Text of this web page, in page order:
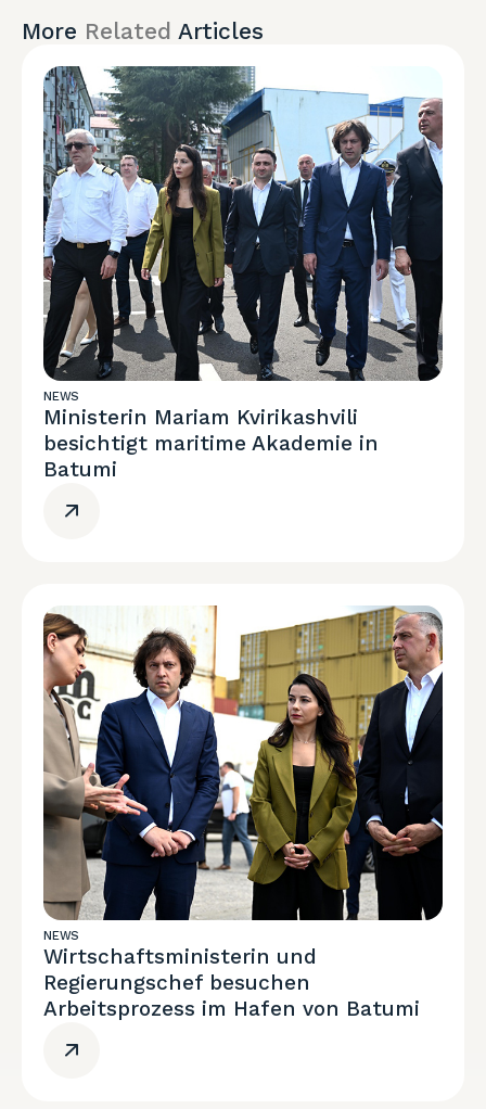
More Related Articles
NEWS
Ministerin Mariam Kvirikashvili
besichtigt maritime Akademie in
Batumi
NEWS
Wirtschaftsministerin und
Regierungschef besuchen
Arbeitsprozess im Hafen von Batumi